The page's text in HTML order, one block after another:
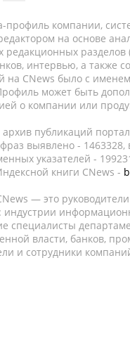
компании,
на основе
редакционных разделов
интервью, а также
на CNews было с
может быть
о компании или
публикаций
выявлено - 1463328,
указателей -
книги CNews -
— это
индустрии
специалисты
власти, банков,
и сотрудники